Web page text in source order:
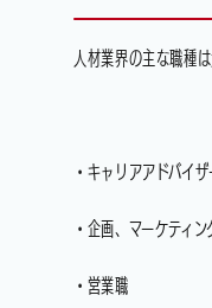
人材業界の主な職種
・キャリアアドバイ
・企画、マーケティン
・営業職